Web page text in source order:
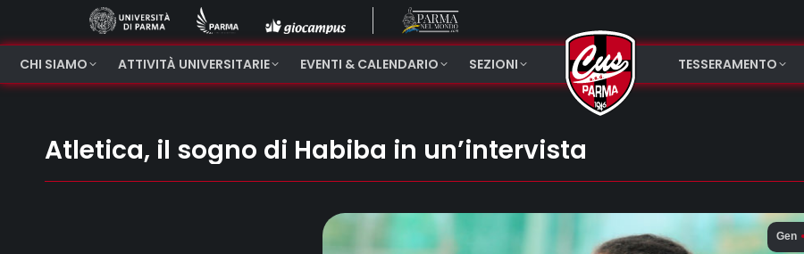
CHI SIAMO ATTIVITÀ UNIVERSITARIE EVENTI & CALENDARIO SEZIONI TESSERAMENTO
Atletica, il sogno di Habiba in un’intervista
Gen